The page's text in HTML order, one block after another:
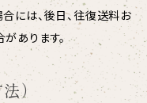
には、後日、往復送料お
あります。
）